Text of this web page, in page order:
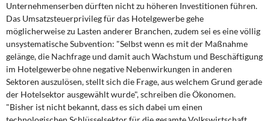
Rosa-Luxemburg-Stiftung
Über mich
Kontakt
Unternehmenserben dürften nicht zu höheren Investitionen führen.
Das Umsatzsteuerprivileg für das Hotelgewerbe gehe
möglicherweise zu Lasten anderer Branchen, zudem sei es eine völlig
unsystematische Subvention: "Selbst wenn es mit der Maßnahme
gelänge, die Nachfrage und damit auch Wachstum und Beschäftigung
im Hotelgewerbe ohne negative Nebenwirkungen in anderen
Sektoren auszulösen, stellt sich die Frage, aus welchem Grund gerade
der Hotelsektor ausgewählt wurde", schreiben die Ökonomen.
"Bisher ist nicht bekannt, dass es sich dabei um einen